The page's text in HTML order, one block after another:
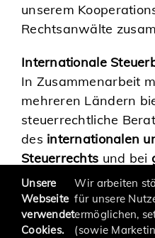
unserem
Rechtsanwälte
Internationale
In Zusammenarbeit
mehreren Ländern
steuerrechtliche
des internationalen
Steuerrechts und bei
Unsere
Webseite
verwendet
Cookies.
Wir arbeiten
für unsere
ermöglichen,
(sowie